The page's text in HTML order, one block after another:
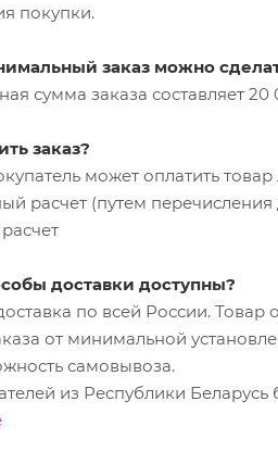
покупки.
заказ можно
сумма заказа составляет 20
заказ?
может оплатить
расчет (путем
доставки доступны?
по всей России. Товар
от минимальной
самовывоза.
из Республики